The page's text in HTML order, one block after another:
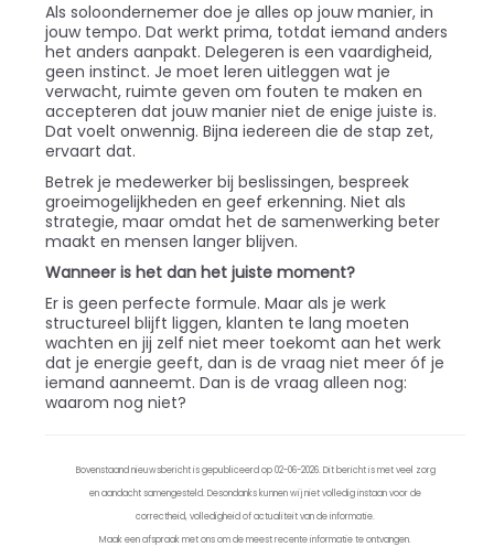
Als soloondernemer doe je alles op jouw manier, in
jouw tempo. Dat werkt prima, totdat iemand anders
het anders aanpakt. Delegeren is een vaardigheid,
geen instinct. Je moet leren uitleggen wat je
verwacht, ruimte geven om fouten te maken en
accepteren dat jouw manier niet de enige juiste is.
Dat voelt onwennig. Bijna iedereen die de stap zet,
ervaart dat.
Betrek je medewerker bij beslissingen, bespreek
groeimogelijkheden en geef erkenning. Niet als
strategie, maar omdat het de samenwerking beter
maakt en mensen langer blijven.
Wanneer is het dan het juiste moment?
Er is geen perfecte formule. Maar als je werk
structureel blijft liggen, klanten te lang moeten
wachten en jij zelf niet meer toekomt aan het werk
dat je energie geeft, dan is de vraag niet meer óf je
iemand aanneemt. Dan is de vraag alleen nog:
waarom nog niet?
Bovenstaand nieuwsbericht is gepubliceerd op 02-06-2026. Dit bericht is met veel zorg
en aandacht samengesteld. Desondanks kunnen wij niet volledig instaan voor de
correctheid, volledigheid of actualiteit van de informatie.
Maak een afspraak met ons om de meest recente informatie te ontvangen.